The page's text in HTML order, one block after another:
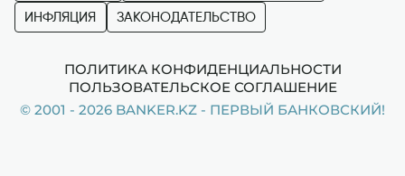
ИНФЛЯЦИЯ ЗАКОНОДАТЕЛЬСТВО
ПОЛИТИКА КОНФИДЕНЦИАЛЬНОСТИ
ПОЛЬЗОВАТЕЛЬСКОЕ СОГЛАШЕНИЕ
© 2001 - 2026 BANKER.KZ - ПЕРВЫЙ БАНКОВСКИЙ!